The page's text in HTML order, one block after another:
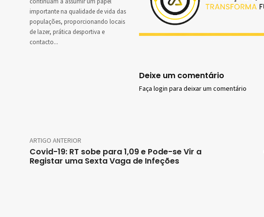
importante na qualidade de vida das
populações, proporcionando locais
de lazer, prática desportiva e
contacto...
Deixe um comentário
Faça login para deixar um comentário
ARTIGO ANTERIOR
Covid-19: RT sobe para 1,09 e Pode-se Vir a
Registar uma Sexta Vaga de Infeções